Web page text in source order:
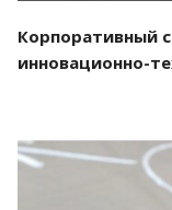
Корпоративный
инновационно-